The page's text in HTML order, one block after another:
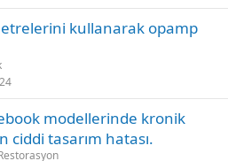
kullanarak opamp
modellerinde kronik
ciddi tasarım hatası.